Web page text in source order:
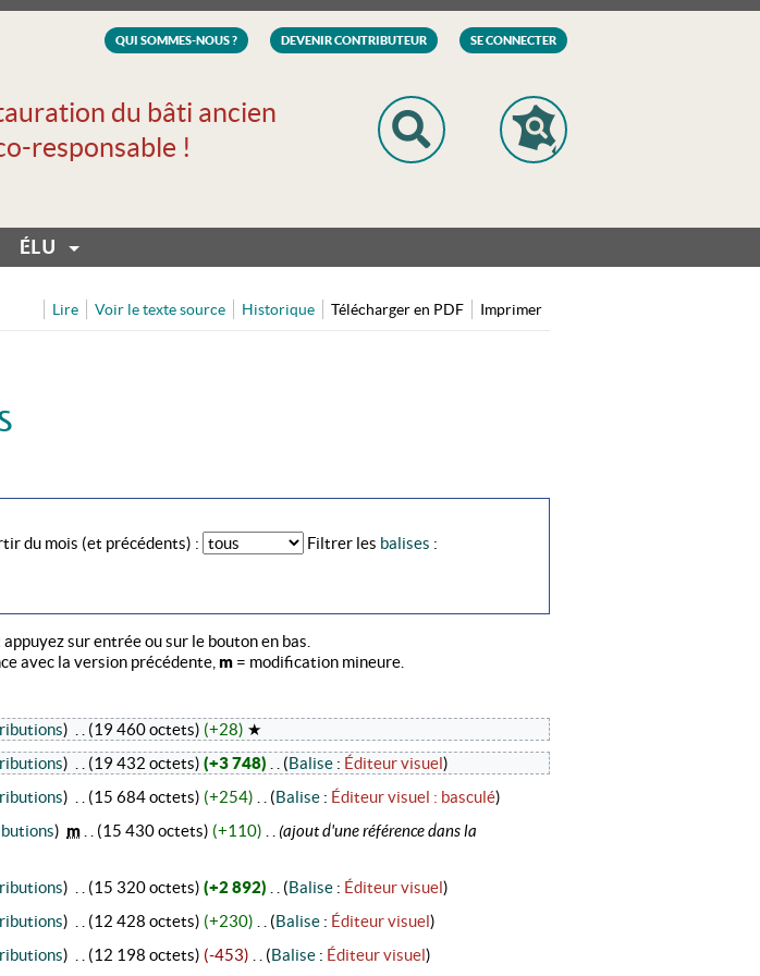
QUI SOMMES-NOUS ? DEVENIR CONTRIBUTEUR SE CONNECTER
du bâti ancien
responsable !
ÉLU
Lire Voir le texte source Historique Télécharger en PDF Imprimer
du mois (et précédents) : Filtrer les balises :
sur entrée ou sur le bouton en bas.
avec la version précédente, m = modification mineure.
) (19 460 octets) (+28) ‎ ★
) (19 432 octets) (+3 748) (Balise : Éditeur visuel)
) (15 684 octets) (+254) (Balise : Éditeur visuel : basculé)
) m (15 430 octets) (+110)
(ajout d'une référence dans la
) (15 320 octets) (+2 892) (Balise : Éditeur visuel)
) (12 428 octets) (+230) (Balise : Éditeur visuel)
) (12 198 octets) (-453) (Balise : Éditeur visuel)